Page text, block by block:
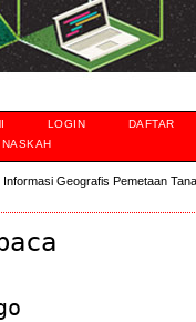
LOGIN
DAFTAR
Geografis Pemetaan